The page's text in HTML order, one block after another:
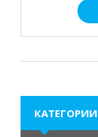
КАТЕГОРИИ